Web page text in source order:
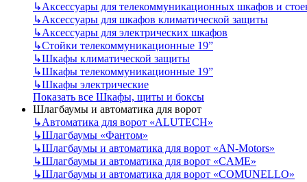
↳Аксессуары для телекоммуникационных шкафов и
↳Аксессуары для шкафов климатической защиты
↳Аксессуары для электрических шкафов
↳Стойки телекоммуникационные 19”
↳Шкафы климатической защиты
↳Шкафы телекоммуникационные 19”
↳Шкафы электрические
Показать все Шкафы, щиты и боксы
Шлагбаумы и автоматика для ворот
↳Автоматика для ворот «ALUTECH»
↳Шлагбаумы «Фантом»
↳Шлагбаумы и автоматика для ворот «AN-Motors»
↳Шлагбаумы и автоматика для ворот «CAME»
↳Шлагбаумы и автоматика для ворот «COMUNELLO»